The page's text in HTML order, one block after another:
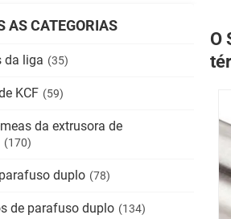
AS CATEGORIAS
da liga (35)
KCF (59)
da extrusora de
(170)
duplo (78)
de parafuso duplo (134)
O